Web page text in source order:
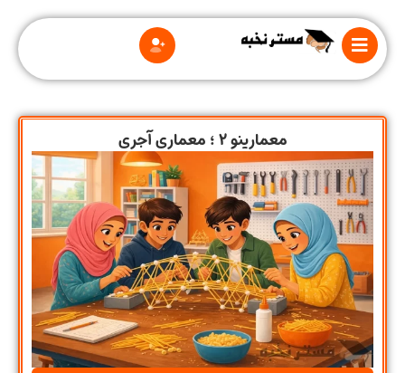
درباره
مقررات
معمارینو 2 ؛ معماری آجری